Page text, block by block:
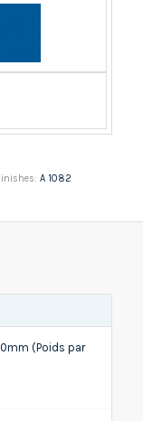
A 1082
(Poids par